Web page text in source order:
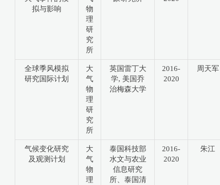
拟与影响
物
理
研
究
所
全球季风模拟
研究国际计划
大
气
物
理
研
究
所
英国雷丁大
学, 美国乔
治梅森大学
2016-
2020
周天军
气候变化研究
及观测计划
大
气
物
理
泰国科技部
水文与农业
信息研究
所、泰国清
2016-
2020
朱江